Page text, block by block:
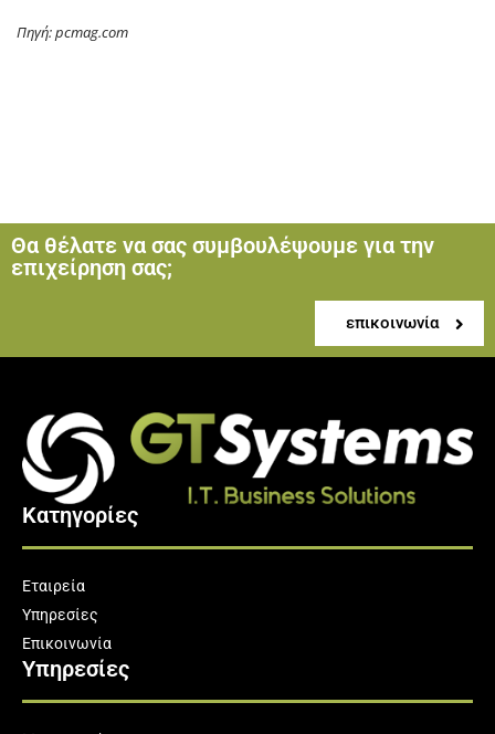
Πηγή: pcmag.com
Θα θέλατε να σας συμβουλέψουμε για την
επιχείρηση σας;
επικοινωνία
Κατηγορίες
Εταιρεία
Υπηρεσίες
Επικοινωνία
Υπηρεσίες